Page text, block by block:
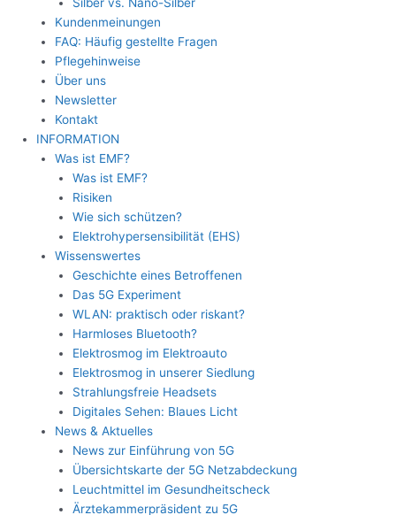
Kundenmeinungen
FAQ: Häufig gestellte Fragen
Pflegehinweise
Über uns
Newsletter
Kontakt
INFORMATION
Was ist EMF?
Was ist EMF?
Risiken
Wie sich schützen?
Elektrohypersensibilität (EHS)
Wissenswertes
Geschichte eines Betroffenen
Das 5G Experiment
WLAN: praktisch oder riskant?
Harmloses Bluetooth?
Elektrosmog im Elektroauto
Elektrosmog in unserer Siedlung
Strahlungsfreie Headsets
Digitales Sehen: Blaues Licht
News & Aktuelles
News zur Einführung von 5G
Übersichtskarte der 5G Netzabdeckung
Leuchtmittel im Gesundheitscheck
Ärztekammerpräsident zu 5G